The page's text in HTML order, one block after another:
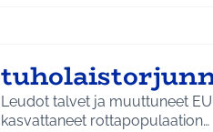
Leudot talvet ja muuttuneet
kasvattaneet rottapopulaation…